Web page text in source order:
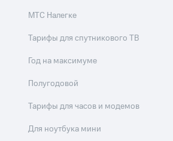
МТС Налегке
Тарифы для спутникового ТВ
Год на максимуме
Полугодовой
Тарифы для часов и модемов
Для ноутбука мини